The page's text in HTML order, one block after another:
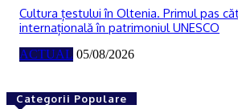
Cultura țestului în Oltenia. Primul pas
internațională în patrimoniul UNESCO
ACTUAL 05/08/2026
Categorii Populare